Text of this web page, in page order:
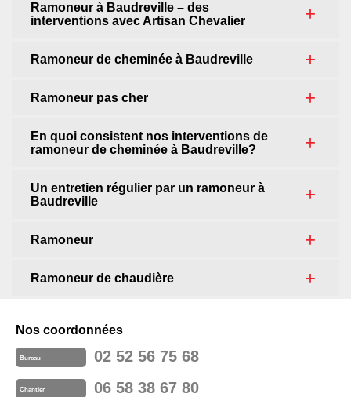
Ramoneur à Baudreville – des
interventions avec Artisan Chevalier
Ramoneur de cheminée à Baudreville
Ramoneur pas cher
En quoi consistent nos interventions de
ramoneur de cheminée à Baudreville?
Un entretien régulier par un ramoneur à
Baudreville
Ramoneur
Ramoneur de chaudière
Nos coordonnées
Bureau 02 52 56 75 68
Chantier 06 58 38 67 80